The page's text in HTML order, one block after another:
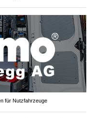
für Nutzfahrzeuge